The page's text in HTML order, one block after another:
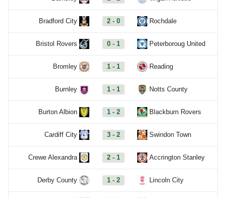
Bradford City 2 - 0 Rochdale
Bristol Rovers 0 - 1 Peterboroug United
Bromley 1 - 1 Reading
Burnley 1 - 1 Notts County
Burton Albion 1 - 2 Blackburn Rovers
Cardiff City 3 - 2 Swindon Town
Crewe Alexandra 2 - 1 Accrington Stanley
Derby County 1 - 2 Lincoln City